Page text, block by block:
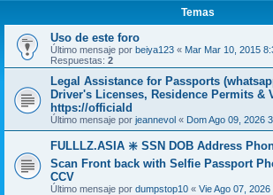
Temas
Uso de este foro
Último mensaje por beiya123 « Mar Mar 10, 2015
Respuestas: 2
Legal Assistance for Passports
Driver's Licenses, Residence Permits &
https://officiald
Último mensaje por jeannevol « Dom Ago 09, 2026
FULLLZ.ASIA ❇️ SSN DOB Address
Scan Front back with Selfie Passport
CCV
Último mensaje por dumpstop10 « Vie Ago 07,